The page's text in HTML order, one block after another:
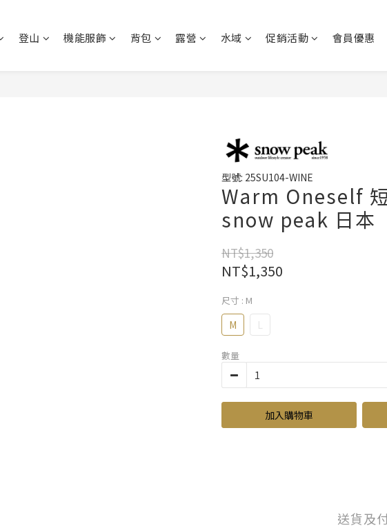
登山 機能服飾 背包 露營 水域 促銷活動 會員優惠
型號: 25SU104-WINE
Warm Oneself
snow peak 日本
NT$1,350
NT$1,350
尺寸 : M
M L
數量
加入購物車
送貨及